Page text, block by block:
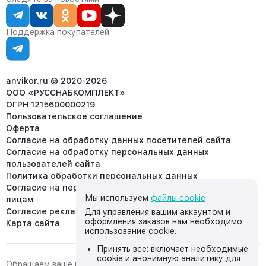
Статус заказа
Статьи
Партнёрам
8 (800) 234-22-62
corp@anvikor.ru
Ежедневно, с 7:00-19:00 (МСК)
Отдел рекламации:
8 (953) 455-25-61
Поддержка покупателей
anvikor.ru © 2020-2026
ООО «РУССНАБКОМПЛЕКТ»
ОГРН 1215600000219
Пользовательское соглашение
Оферта
Согласие на обработку данных посетителей сайта
Согласие на обработку персональных данных
пользователей сайта
Политика обработки персональных данных
Согласие на передачу персональных данных третьим
лицам
Согласие реклама
Карта сайта
Обращаем ваше внимание на то, что данный интернет-сайт,
Мы используем файлы cookie
Для управления вашим аккаунтом и
оформления заказов нам необходимо
использование cookie.
Принять все: включает необходимые
cookie и анонимную аналитику для